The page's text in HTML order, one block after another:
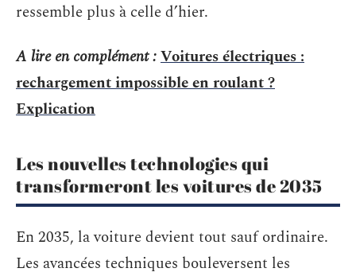
ressemble plus à celle d’hier.
A lire en complément :Voitures électriques :
rechargement impossible en roulant ?
Explication
Les nouvelles technologies qui
transformeront les voitures de 2035
En 2035, la voiture devient tout sauf ordinaire.
Les avancées techniques bouleversent les